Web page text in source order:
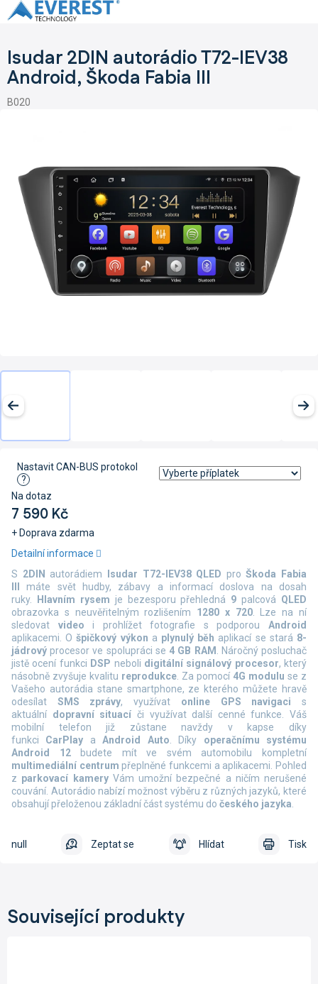
Přejít
na
Isudar 2DIN autorádio T72-IEV38
Android, Škoda Fabia III
B020
7 590 Kč
+ Doprava zdarma
Měrná
cena:
Na dotaz
Nastavit CAN-BUS protokol
?
S 2DIN autorádiem Isudar T72-IEV38 QLED pro Škoda Fabia
máte svět hudby, zábavy a informací doslova na dosah
ruky.
Hlavním rysem je bezesporu přehledná 9 palcová QLED
obrazovka s neuvěřitelným rozlišením 1280 x 720. Lze na ní
sledovat video i prohlížet fotografie s podporouAndroid
aplikacemi. Ošpičkový výkon a plynulý běh aplikací se stará 8-
jádrový procesor ve spolupráci se 4 GB RAM . Náročný posluchač
jistě ocení funkci DSP neboli digitální signálový procesor, který
násobně zvyšuje kvalitu reprodukce. Za pomocí 4G modulu se z
Vašeho autorádia stane smartphone, ze kterého můžete hravě
odesílat SMS zprávy, využívat online GPS navigaci s
aktuální dopravní situací či využívat další cenné funkce. Váš
mobilní telefon již zůstane navždy v kapse díky
funkci CarPlay a Android Auto. Díky operačnímu systému
Android 12budete mít ve svém automobilu kompletní
multimediální centrum přeplněné funkcemi a aplikacemi. Pohled
z parkovací kameryVám umožní bezpečné a ničím nerušené
couvání. Autorádio nabízí možnost výběru z různých jazyků, které
obsahují přeloženou základní část systému do českého jazyka.
Detailní informace
Tisk
Zeptat se Hlídat
null
Související produkty